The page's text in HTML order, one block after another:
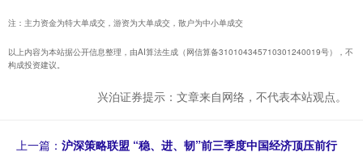
注：主力资金为特大单成交，游资为大单成交，散户为中小单成交
以上内容为本站据公开信息整理，由AI算法生成（网信算备310104345710301240019号），不
构成投资建议。
兴泊证券提示：文章来自网络，不代表本站观点。
上一篇： 沪深策略联盟 “稳、进、韧”前三季度中国经济顶压前行